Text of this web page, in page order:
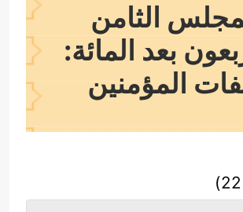
الثامن
بعد المائة:
المؤمنين